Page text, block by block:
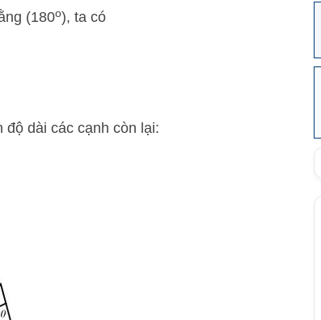
(180o), ta có
dài các cạnh còn lại: